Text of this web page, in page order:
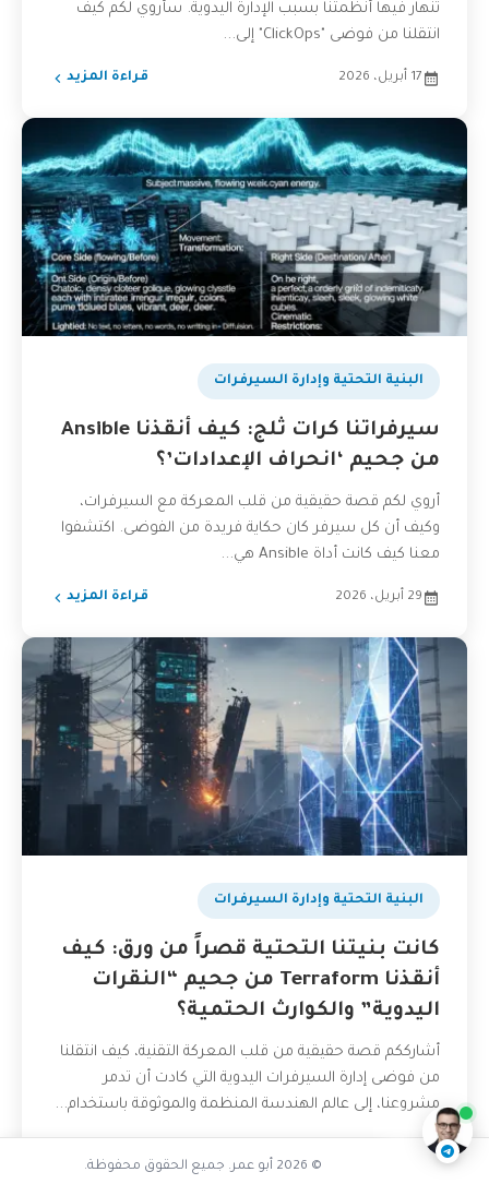
تنهار فيها أنظمتنا بسبب الإدارة اليدوية. سأروي لكم كيف
انتقلنا من فوضى "ClickOps" إلى...
17 أبريل، 2026 قراءة المزيد
البنية التحتية وإدارة السيرفرات
سيرفراتنا كرات ثلج: كيف أنقذنا Ansible
من جحيم ‘انحراف الإعدادات’؟
أروي لكم قصة حقيقية من قلب المعركة مع السيرفرات،
وكيف أن كل سيرفر كان حكاية فريدة من الفوضى. اكتشفوا
معنا كيف كانت أداة Ansible هي...
29 أبريل، 2026 قراءة المزيد
البنية التحتية وإدارة السيرفرات
كانت بنيتنا التحتية قصراً من ورق: كيف
أنقذنا Terraform من جحيم “النقرات
اليدوية” والكوارث الحتمية؟
أشارككم قصة حقيقية من قلب المعركة التقنية، كيف انتقلنا
من فوضى إدارة السيرفرات اليدوية التي كادت أن تدمر
مشروعنا، إلى عالم الهندسة المنظمة والموثوقة باستخدام...
ما التحديات التي تواجه المطورين
ناقشنا على تليجرام @AbuOmarTech_bot
© 2026 أبو عمر. جميع الحقوق محفوظة.